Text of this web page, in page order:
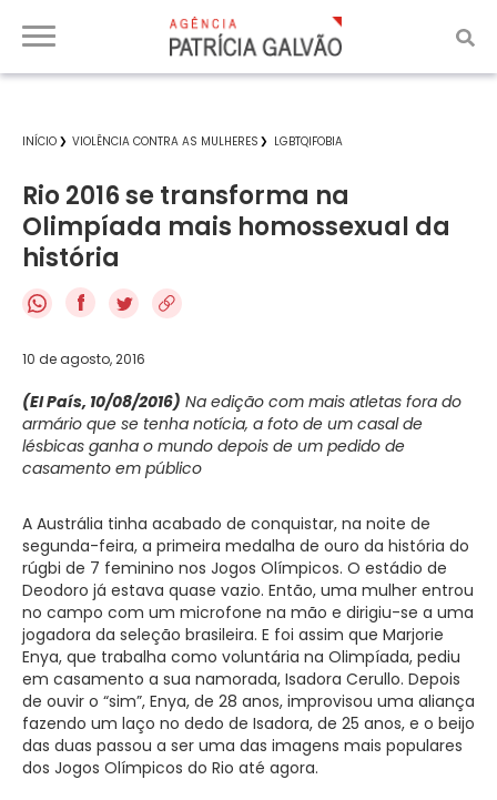
INÍCIO VIOLÊNCIA CONTRA AS MULHERES LGBTQIFOBIA
Rio 2016 se transforma na
Olimpíada mais homossexual da
história
f
10 de agosto, 2016
(El País, 10/08/2016) Na edição com mais atletas fora do
armário que se tenha notícia, a foto de um casal de
lésbicas ganha o mundo depois de um pedido de
casamento em público
A Austrália tinha acabado de conquistar, na noite de
segunda-feira, a primeira medalha de ouro da história do
rúgbi de 7 feminino nos Jogos Olímpicos. O estádio de
Deodoro já estava quase vazio. Então, uma mulher entrou
no campo com um microfone na mão e dirigiu-se a uma
jogadora da seleção brasileira. E foi assim que Marjorie
Enya, que trabalha como voluntária na Olimpíada, pediu
em casamento a sua namorada, Isadora Cerullo. Depois
de ouvir o “sim”, Enya, de 28 anos, improvisou uma aliança
fazendo um laço no dedo de Isadora, de 25 anos, e o beijo
das duas passou a ser uma das imagens mais populares
dos Jogos Olímpicos do Rio até agora.